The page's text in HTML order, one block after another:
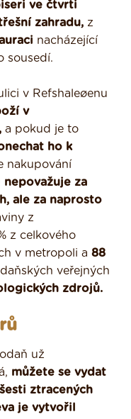
ve čtvrti
zahradu, z
nacházející
sousedí.
v Refshaleøenu
v
a pokud je to
ho k
nakupování
nepovažuje za
ale za naprosto
z
z celkového
v metropoli a 88
veřejných
zdrojů.
už
můžete se vydat
ztracených
je vytvořil